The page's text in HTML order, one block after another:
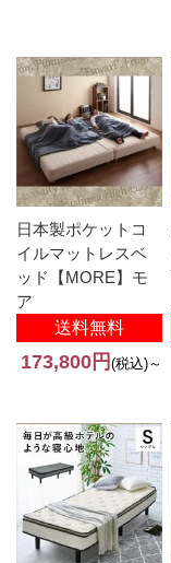
日本製ポケットコ
イルマットレスベ
ッド【MORE】モ
送料無料
173,800円 (税込)～